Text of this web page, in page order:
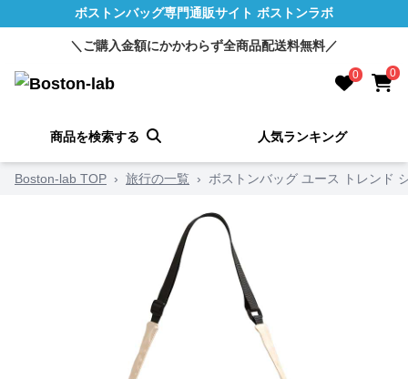
ボストンバッグ専門通販サイト ボストンラボ
＼ご購入金額にかかわらず全商品配送料無料／
0 0
商品を検索する 人気ランキング
Boston-lab TOP › 旅行の一覧 › ボストンバッグ ユース トレンド